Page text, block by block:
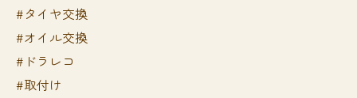
#タイヤ交換
#オイル交換
#ドラレコ
#取付け